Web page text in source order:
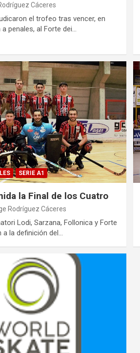
Cáceres
el trofeo tras vencer, en
penales, al Forte dei…
SERIE A1
la Final de los Cuatro
Rodríguez Cáceres
Lodi, Sarzana, Follonica y Forte
a la definición del…